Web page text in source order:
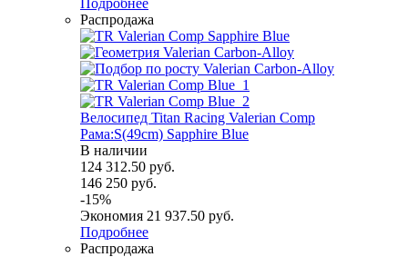
Распродажа
Велосипед Titan Racing Valerian Comp
Рама:S(49cm) Sapphire Blue
В наличии
124 312.50 руб.
146 250 руб.
-15%
Экономия 21 937.50 руб.
Подробнее
Распродажа